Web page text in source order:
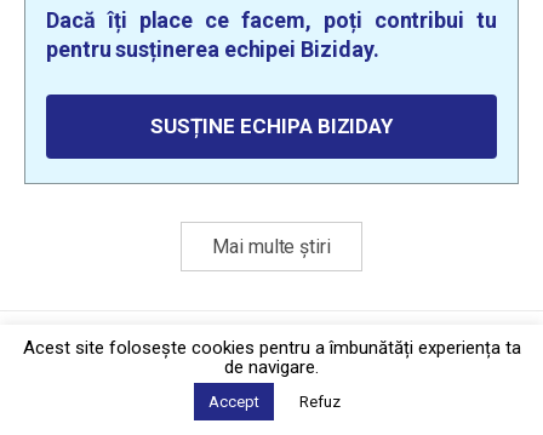
Dacă îți place ce facem, poți contribui tu
pentru susținerea echipei Biziday.
SUSȚINE ECHIPA BIZIDAY
Mai multe știri
Politica de confidențialitate·Contact
2026 © Biziday
Acest site foloseşte cookies pentru a îmbunătăți experiența ta
de navigare.
Accept Refuz